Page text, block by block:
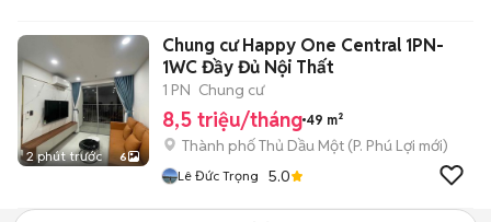
2 phút trước 6
Chung cư Happy One Central 1PN-
1WC Đầy Đủ Nội Thất
1 PN Chung cư
8,5 triệu/tháng 49 m²
Thành phố Thủ Dầu Một (P. Phú Lợi mới)
Lê Đức Trọng 5.0